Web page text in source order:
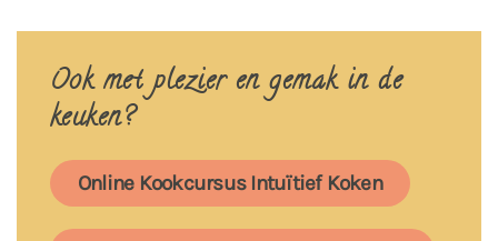
Ook met plezier en gemak in de
keuken?
Online Kookcursus Intuïtief Koken